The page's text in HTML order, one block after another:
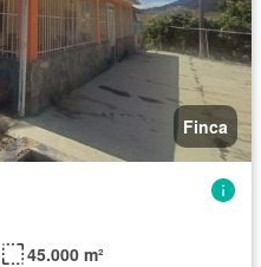
Finca
45.000 m²